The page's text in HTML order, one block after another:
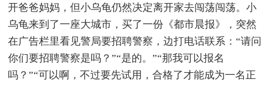
开爸爸妈妈，但小乌龟仍然决定离开家去闯荡闯荡。小
乌龟来到了一座大城市，买了一份《都市晨报》，突然
在广告栏里看见警局要招聘警察，边打电话联系：“请问
你们要招聘警察是吗？”“是的。”“那我可以报名
吗？”“可以啊，不过要先试用，合格了才能成为一名正